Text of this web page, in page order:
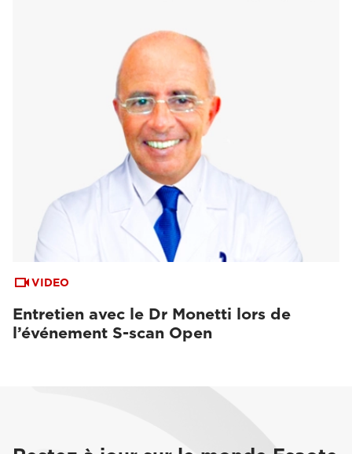
VIDEO
Entretien avec le Dr Monetti lors de
l’événement S-scan Open